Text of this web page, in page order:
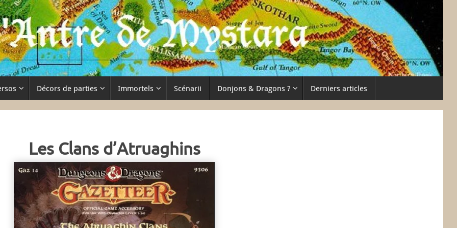
Décors de parties Immortels Scénarii Donjons & Dragons ? Derniers articles
Les Clans d’Atruaghins